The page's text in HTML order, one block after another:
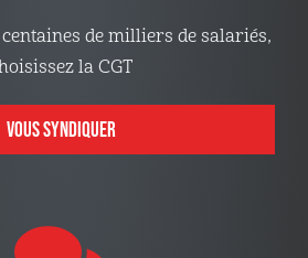
de milliers de salariés,
la CGT
VOUS SYNDIQUER